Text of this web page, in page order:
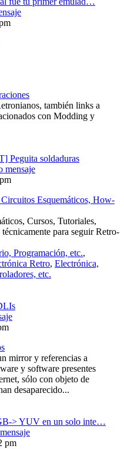
también links a
con Modding y
Peguita soldaduras
mensaje
Esquemáticos, How-
Cursos, Tutoriales,
para seguir Retro-
Programación, etc.,
Retro, Electrónica,
etc.
mirror y referencias a
y software presentes
sólo con objeto de
desaparecido...
> YUV en un solo inte…
pm